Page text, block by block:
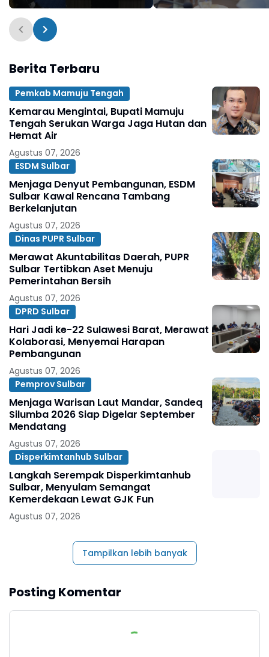
Urusan Haji dan Umrah Sulawesi Barat
Berita Terbaru
Pemkab Mamuju Tengah
Kemarau Mengintai, Bupati Mamuju
Tengah Serukan Warga Jaga Hutan dan
Hemat Air
Agustus 07, 2026
ESDM Sulbar
Menjaga Denyut Pembangunan, ESDM
Sulbar Kawal Rencana Tambang
Berkelanjutan
Agustus 07, 2026
Dinas PUPR Sulbar
Merawat Akuntabilitas Daerah, PUPR
Sulbar Tertibkan Aset Menuju
Pemerintahan Bersih
Agustus 07, 2026
DPRD Sulbar
Hari Jadi ke-22 Sulawesi Barat, Merawat
Kolaborasi, Menyemai Harapan
Pembangunan
Agustus 07, 2026
Pemprov Sulbar
Menjaga Warisan Laut Mandar, Sandeq
Silumba 2026 Siap Digelar September
Mendatang
Agustus 07, 2026
Disperkimtanhub Sulbar
Langkah Serempak Disperkimtanhub
Sulbar, Menyulam Semangat
Kemerdekaan Lewat GJK Fun
Agustus 07, 2026
Tampilkan lebih banyak
Posting Komentar